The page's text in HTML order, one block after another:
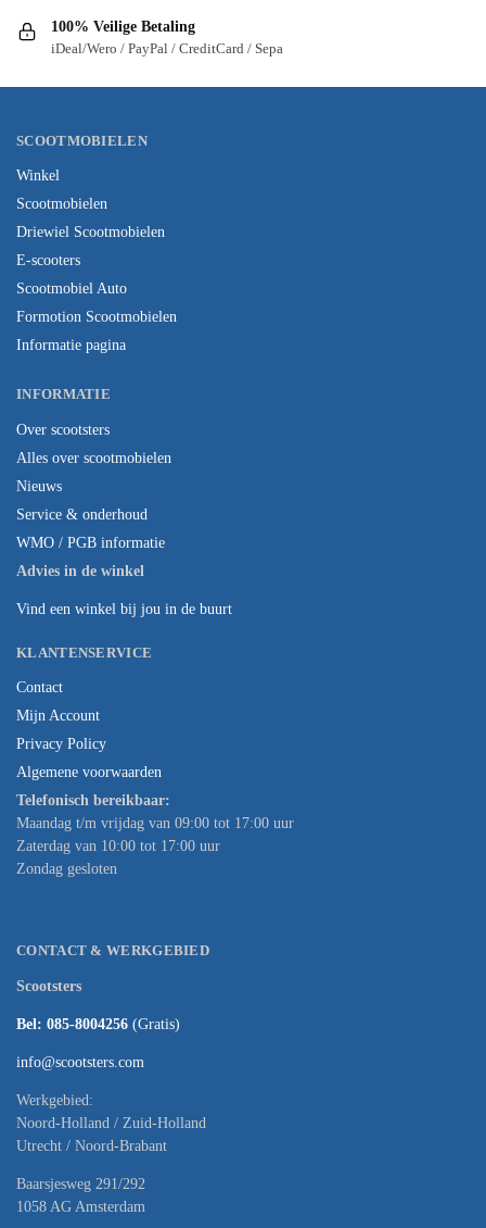
100% Veilige Betaling
iDeal/Wero / PayPal / CreditCard / Sepa
SCOOTMOBIELEN
Winkel
Scootmobielen
Driewiel Scootmobielen
E-scooters
Scootmobiel Auto
Formotion Scootmobielen
Informatie pagina
INFORMATIE
Over scootsters
Alles over scootmobielen
Nieuws
Service & onderhoud
WMO / PGB informatie
Advies in de winkel
Vind een winkel bij jou in de buurt
KLANTENSERVICE
Contact
Mijn Account
Privacy Policy
Algemene voorwaarden
Telefonisch bereikbaar:
Maandag t/m vrijdag van 09:00 tot 17:00 uur
Zaterdag van 10:00 tot 17:00 uur
Zondag gesloten
CONTACT & WERKGEBIED
Scootsters
Bel: 085-8004256 (Gratis)
info@scootsters.com
Werkgebied:
Noord-Holland / Zuid-Holland
Utrecht / Noord-Brabant
Baarsjesweg 291/292
1058 AG Amsterdam